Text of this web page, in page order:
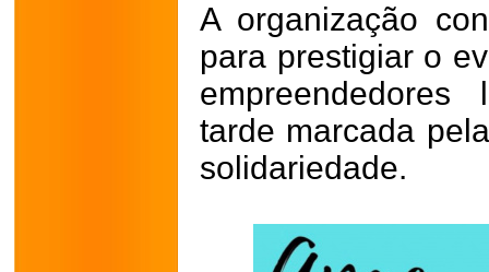
A organização
para prestigiar o
tarde marcada
solidariedade.